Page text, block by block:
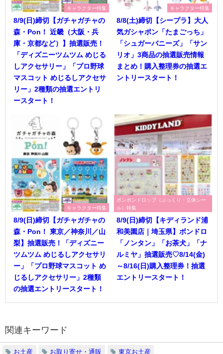
キャラクター特集
8/9(日)締切【ガチャガチャの
森・Pon！ 近畿（大阪・兵
庫・京都など）】抽選販売！
「ディズニーツムツム めじる
しアクセサリー」「プロ野球
マスコット めじるしアクセサ
リー」2種類の抽選エントリ
ースタート！
キャラクター特集
8/8(土)締切【シープラ】大人
気ガシャポン「たまごっち」
「シュガーバニーズ」「サン
リオ」3商品の抽選販売情報
まとめ！購入整理券の抽選エ
ントリースタート！
キャラクター特集
8/9(日)締切【ガチャガチャの
森・Pon！ 東京／神奈川／山
梨】抽選販売！「ディズニー
ツムツム めじるしアクセサリ
ー」「プロ野球マスコット め
じるしアクセサリー」2種類
の抽選エントリースタート！
ボンボンドロップ（ぷっくり・立体シー
ル）特集
8/9(日)締切【キディランド浦
和美園店｜埼玉県】ボンドロ
「ノンタン」「お茶犬」「ナ
ルミヤ」抽選販売♡8/14(金)
～8/16(日)購入整理券！抽選
エントリースタート！
関連キーワード
お土産 お取り寄せ・通販 東京お土産